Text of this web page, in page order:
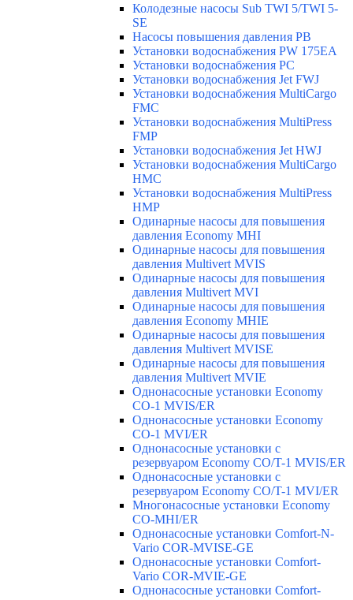
Колодезные насосы Sub TWI 5/TWI 5-
SE
Насосы повышения давления PB
Установки водоснабжения PW 175EA
Установки водоснабжения PC
Установки водоснабжения Jet FWJ
Установки водоснабжения MultiCargo
FMC
Установки водоснабжения MultiPress
FMP
Установки водоснабжения Jet HWJ
Установки водоснабжения MultiCargo
HMC
Установки водоснабжения MultiPress
HMP
Одинарные насосы для повышения
давления Economy MHI
Одинарные насосы для повышения
давления Multivert MVIS
Одинарные насосы для повышения
давления Multivert MVI
Одинарные насосы для повышения
давления Economy MHIE
Одинарные насосы для повышения
давления Multivert MVISE
Одинарные насосы для повышения
давления Multivert MVIE
Однонасосные установки Economy
CO-1 MVIS/ER
Однонасосные установки Economy
CO-1 MVI/ER
Однонасосные установки с
резервуаром Economy CO/T-1 MVIS/ER
Однонасосные установки с
резервуаром Economy CO/T-1 MVI/ER
Многонасосные установки Economy
CO-MHI/ER
Однонасосные установки Comfort-N-
Vario COR-MVISE-GE
Однонасосные установки Comfort-
Vario COR-MVIE-GE
Однонасосные установки Comfort-